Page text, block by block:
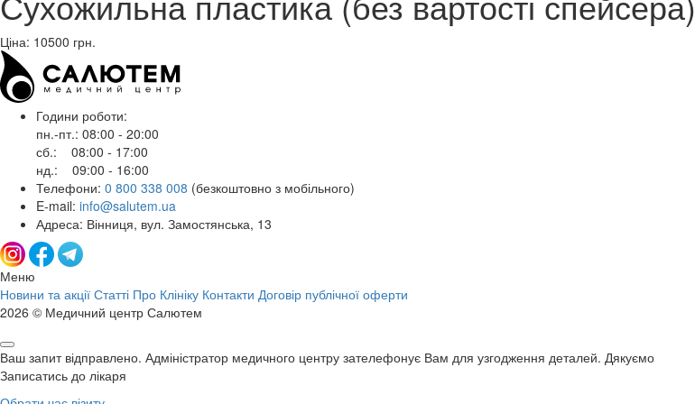
Ціна: 10500 грн.
Години роботи:
пн.-пт.: 08:00 - 20:00
сб.: 08:00 - 17:00
нд.: 09:00 - 16:00
Телефони: 0 800 338 008 (безкоштовно з мобільного)
E-mail: info@salutem.ua
Адреса: Вінниця, вул. Замостянська, 13
Меню
Новини та акції Статті Про Клініку Контакти Договір публічної оферти
2026 © Медичний центр Салютем
Ваш запит відправлено. Адміністратор медичного центру зателефонує Вам для узгодження деталей. Дякуємо
Записатись до лікаря